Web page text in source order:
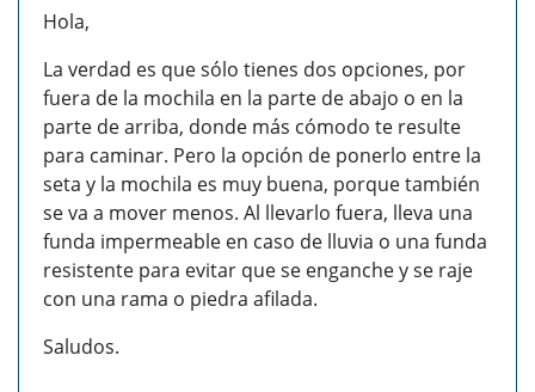
Hola,
La verdad es que sólo tienes dos opciones, por
fuera de la mochila en la parte de abajo o en la
parte de arriba, donde más cómodo te resulte
para caminar. Pero la opción de ponerlo entre la
seta y la mochila es muy buena, porque también
se va a mover menos. Al llevarlo fuera, lleva una
funda impermeable en caso de lluvia o una funda
resistente para evitar que se enganche y se raje
con una rama o piedra afilada.
Saludos.